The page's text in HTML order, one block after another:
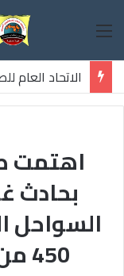
القائمة
الاتحاد العام
ثلاثة صحفيين
اهتمت
بحادث
السواحل
450 من المهاجرين غير ال